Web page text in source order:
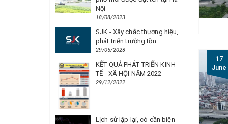
17
June
Nội
18/08/2023
SJK - Xây chắc thương hiệu,
phát triển trường tồn
29/05/2023
KẾT QUẢ PHÁT TRIỂN KINH
TẾ - XÃ HỘI NĂM 2022
29/12/2022
Lịch sử lặp lại, có cần biện